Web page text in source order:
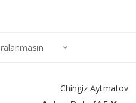
Chingiz Aytmatov